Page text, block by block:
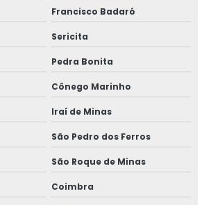
Francisco Badaró
Sericita
Pedra Bonita
Cônego Marinho
Iraí de Minas
São Pedro dos Ferros
São Roque de Minas
Coimbra